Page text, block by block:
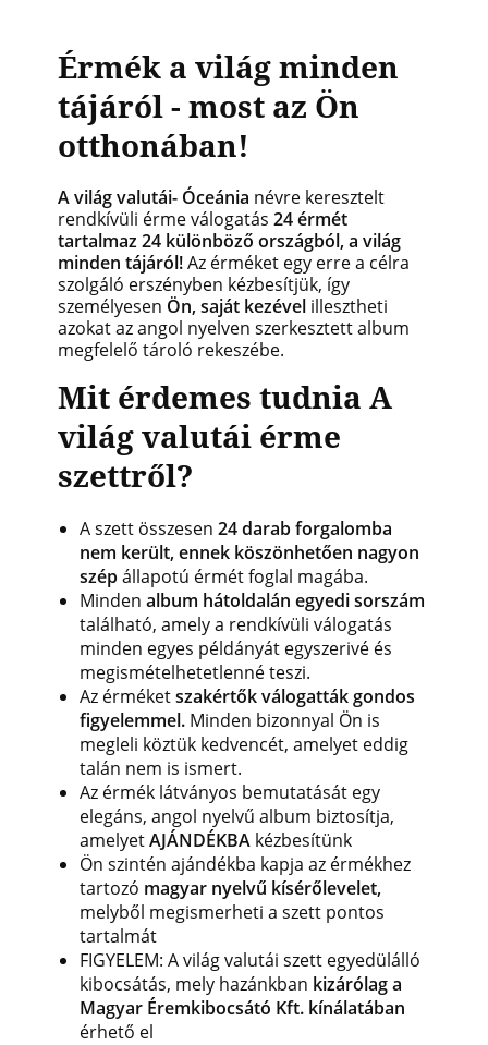
Érmék a világ minden
tájáról - most az Ön
otthonában!
A világ valutái- Óceánia névre keresztelt
rendkívüli érme válogatás 24 érmét
tartalmaz 24 különböző országból, a világ
minden tájáról!Az érméket egy erre a célra
szolgáló erszényben kézbesítjük, így
személyesen Ön, saját kezével illesztheti
azokat az angol nyelven szerkesztett album
megfelelő tároló rekeszébe.
Mit érdemes tudnia A
világ valutái érme
szettről?
A szett összesen 24 darab forgalomba
nem került, ennek köszönhetően nagyon
szépállapotú érmét foglal magába.
Minden album hátoldalán egyedi sorszám
található, amely a rendkívüli válogatás
minden egyes példányát egyszerivé és
megismételhetetlenné teszi.
Az érméketszakértők válogatták gondos
figyelemmel. Minden bizonnyal Ön is
megleli köztük kedvencét, amelyet eddig
talán nem is ismert.
Az érmék látványos bemutatását egy
elegáns, angol nyelvű album biztosítja,
amelyetAJÁNDÉKBA kézbesítünk
Ön szintén ajándékba kapja az érmékhez
tartozó magyar nyelvű kísérőlevelet,
melyből megismerheti a szett pontos
tartalmát
FIGYELEM: A világ valutái szett egyedülálló
kibocsátás, mely hazánkban kizárólag a
Magyar Éremkibocsátó Kft. kínálatában
érhető el